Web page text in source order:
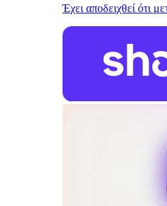
Έχει αποδειχθεί ότι